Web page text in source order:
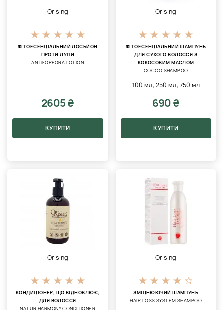
Orising
ФІТОЕСЕНЦІАЛЬНИЙ ЛОСЬЙОН
ПРОТИ ЛУПИ
ANTIFORFORA LOTION
2605 ₴
КУПИТИ
Orising
ФІТОЕСЕНЦІАЛЬНИЙ ШАМПУНЬ
ДЛЯ СУХОГО ВОЛОССЯ З
КОКОСОВИМ МАСЛОМ
COCCO SHAMPOO
100 мл, 250 мл, 750 мл
690 ₴
КУПИТИ
Orising
КОНДИЦІОНЕР, ЩО ВІДНОВЛЮЄ,
ДЛЯ ВОЛОССЯ
Orising
ЗМІЦНЮЮЧИЙ ШАМПУНЬ
HAIR LOSS SYSTEM SHAMPOO